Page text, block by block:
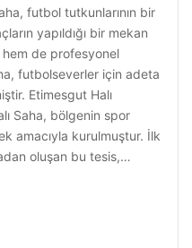
futbol tutkunlarının bir
yapıldığı bir mekan
hem de profesyonel
futbolseverler için adeta
Etimesgut Halı
Saha, bölgenin spor
amacıyla kurulmuştur. İlk
oluşan bu tesis,…